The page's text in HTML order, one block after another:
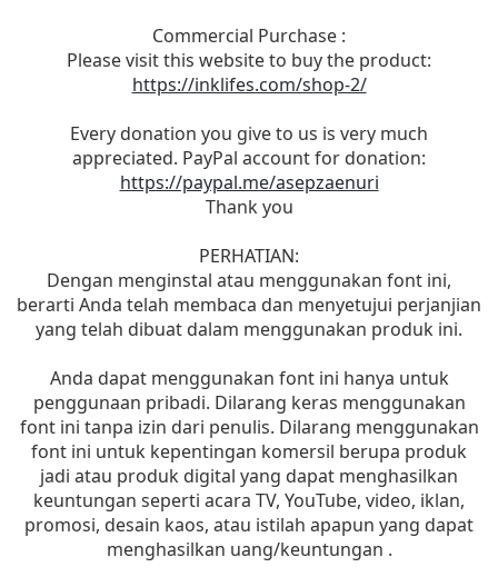
Commercial Purchase :
Please visit this website to buy the product:
https://inklifes.com/shop-2/
Every donation you give to us is very much
appreciated. PayPal account for donation:
https://paypal.me/asepzaenuri
Thank you
PERHATIAN:
Dengan menginstal atau menggunakan font ini,
berarti Anda telah membaca dan menyetujui perjanjian
yang telah dibuat dalam menggunakan produk ini.
Anda dapat menggunakan font ini hanya untuk
penggunaan pribadi. Dilarang keras menggunakan
font ini tanpa izin dari penulis. Dilarang menggunakan
font ini untuk kepentingan komersil berupa produk
jadi atau produk digital yang dapat menghasilkan
keuntungan seperti acara TV, YouTube, video, iklan,
promosi, desain kaos, atau istilah apapun yang dapat
menghasilkan uang/keuntungan .